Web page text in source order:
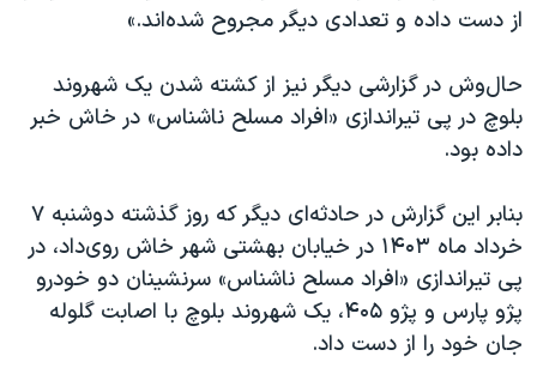
از دست داده و تعدادی دیگر مجروح شده‌اند.»
حال‌وش در گزارشی دیگر نیز از کشته شدن یک شهروند
بلوچ در پی تیراندازی «افراد مسلح ناشناس» در خاش خبر
داده بود.
بنابر این گزارش در حادثه‌ای دیگر که روز گذشته دوشنبه ۷
خرداد ماه ۱۴۰۳ در خیابان بهشتی شهر خاش روی‌داد، در
پی تیراندازی «افراد مسلح ناشناس» سرنشینان دو خودرو
پژو پارس و پژو ۴۰۵، یک شهروند بلوچ با اصابت گلوله
جان‌ خود را از دست داد.